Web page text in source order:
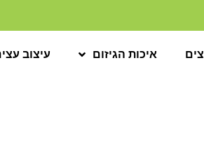
איכות הגיזום עיצוב